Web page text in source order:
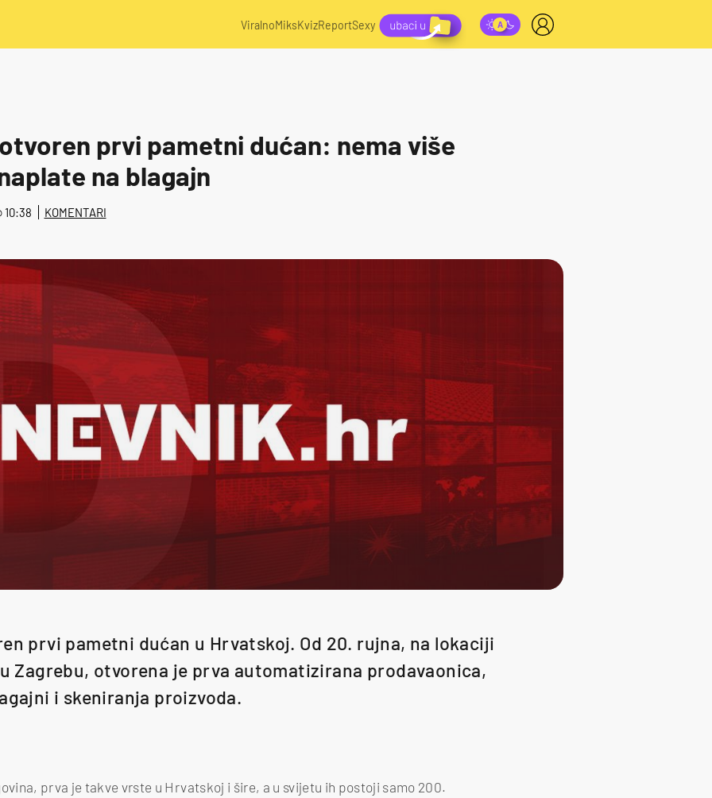
ViralnoMiksKvizReportSexy
prvi pametni dućan: nema više
na blagajn
10:38 KOMENTARI
prvi pametni dućan u Hrvatskoj. Od 20. rujna, na lokaciji
Zagrebu, otvorena je prva automatizirana prodavaonica,
i skeniranja proizvoda.
prva je takve vrste u Hrvatskoj i šire, a u svijetu ih postoji samo 200.